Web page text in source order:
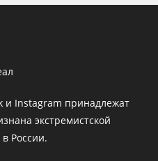
и Instagram принадлежат
экстремистской
России.